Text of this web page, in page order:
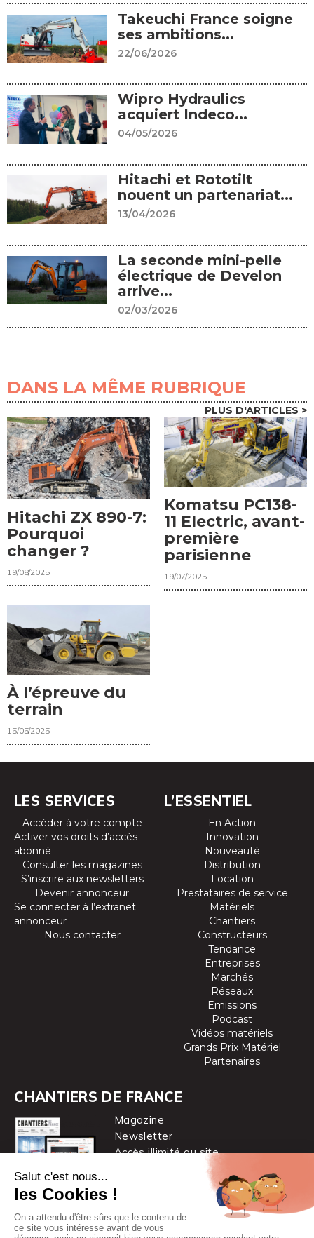
Takeuchi France soigne
ses ambitions...
22/06/2026
Wipro Hydraulics
acquiert Indeco...
04/05/2026
Hitachi et Rototilt
nouent un partenariat...
13/04/2026
La seconde mini-pelle
électrique de Develon
arrive...
02/03/2026
DANS LA MÊME RUBRIQUE
PLUS D'ARTICLES >
Hitachi ZX 890-7:
Pourquoi
changer ?
19/08/2025
Komatsu PC138-
11 Electric, avant-
première
parisienne
19/07/2025
À l’épreuve du
terrain
15/05/2025
LES SERVICES
Accéder à votre compte
Activer vos droits d’accès
abonné
Consulter les magazines
S’inscrire aux newsletters
Devenir annonceur
Se connecter à l’extranet
annonceur
Nous contacter
L’ESSENTIEL
En Action
Innovation
Nouveauté
Distribution
Location
Prestataires de service
Matériels
Chantiers
Constructeurs
Tendance
Entreprises
Marchés
Réseaux
Emissions
Podcast
Vidéos matériels
Grands Prix Matériel
Partenaires
CHANTIERS DE FRANCE
Magazine
Newsletter
Accès illimité au site